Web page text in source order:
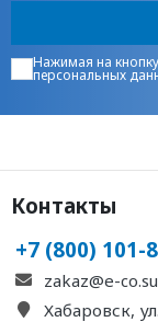
Нажимая на
персональных
Контакты
+7 (800) 101-
zakaz@e-co.su
Хабаровск,